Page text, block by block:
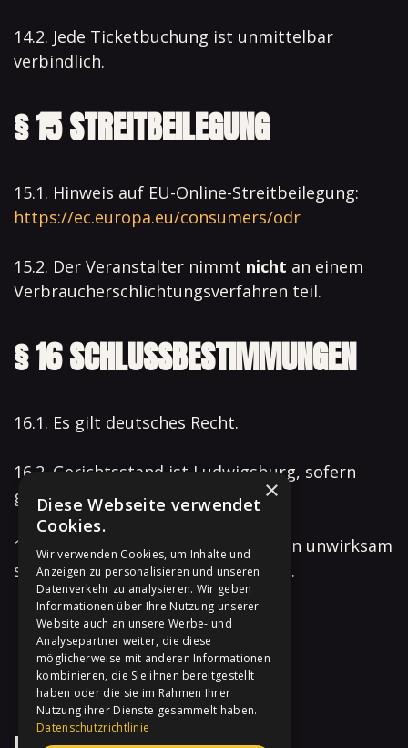
14.2. Jede Ticketbuchung ist unmittelbar
verbindlich.
§ 15 STREITBEILEGUNG
15.1. Hinweis auf EU-Online-Streitbeilegung:
https://ec.europa.eu/consumers/odr
15.2. Der Veranstalter nimmt nicht an einem
Verbraucherschlichtungsverfahren teil.
§ 16 SCHLUSSBESTIMMUNGEN
16.1. Es gilt deutsches Recht.
16.2. Gerichtsstand ist Ludwigsburg, sofern
gesetzlich zulässig.
16.3. Sollten einzelne Bestimmungen unwirksam
sein, bleibt der Rest der AGB gültig.
×
Diese Webseite verwendet
Cookies.
Wir verwenden Cookies, um Inhalte und
Anzeigen zu personalisieren und unseren
Datenverkehr zu analysieren. Wir geben
Informationen über Ihre Nutzung unserer
Website auch an unsere Werbe- und
Analysepartner weiter, die diese
möglicherweise mit anderen Informationen
kombinieren, die Sie ihnen bereitgestellt
haben oder die sie im Rahmen Ihrer
Nutzung ihrer Dienste gesammelt haben.
Datenschutzrichtlinie